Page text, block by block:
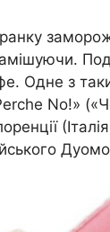
Одне з
No!»